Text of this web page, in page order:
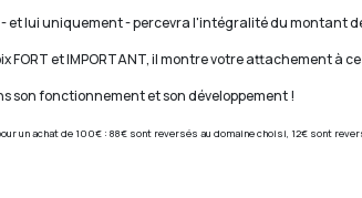
et lui uniquement - percevra l'intégralité du montant
FORT et IMPORTANT, il montre votre attachement à
dans son fonctionnement et son
un achat de 100€ : 88€ sont reversés au domaine choisi, 12€ sont